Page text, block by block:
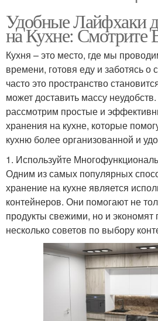
Удобные Лайфхаки
на Кухне: Смотрите
Кухня – это место, где мы
времени, готовя еду и заботясь о
часто это пространство
может доставить массу
рассмотрим простые и
хранения на кухне, которые
кухню более организованной и
1. Используйте
Одним из самых популярных
хранение на кухне является
контейнеров. Они помогают не
продукты свежими, но и экономят
несколько советов по выбору